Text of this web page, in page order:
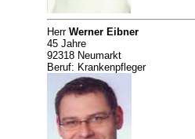
Herr Werner Eibner
45 Jahre
92318 Neumarkt
Beruf: Krankenpfleger